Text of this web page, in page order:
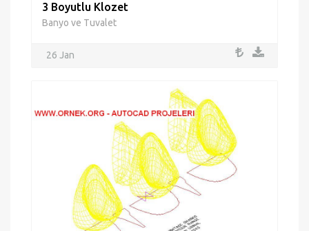
3 Boyutlu Klozet
Banyo ve Tuvalet
26 Jan